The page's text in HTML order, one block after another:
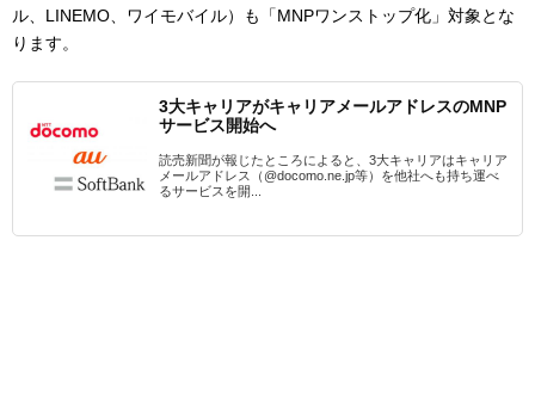
ル、LINEMO、ワイモバイル）も「MNPワンストップ化」対象とな
ります。
3大キャリアがキャリアメールアドレスのMNP
サービス開始へ
読売新聞が報じたところによると、3大キャリアはキャリア
メールアドレス（@docomo.ne.jp等）を他社へも持ち運べ
るサービスを開...